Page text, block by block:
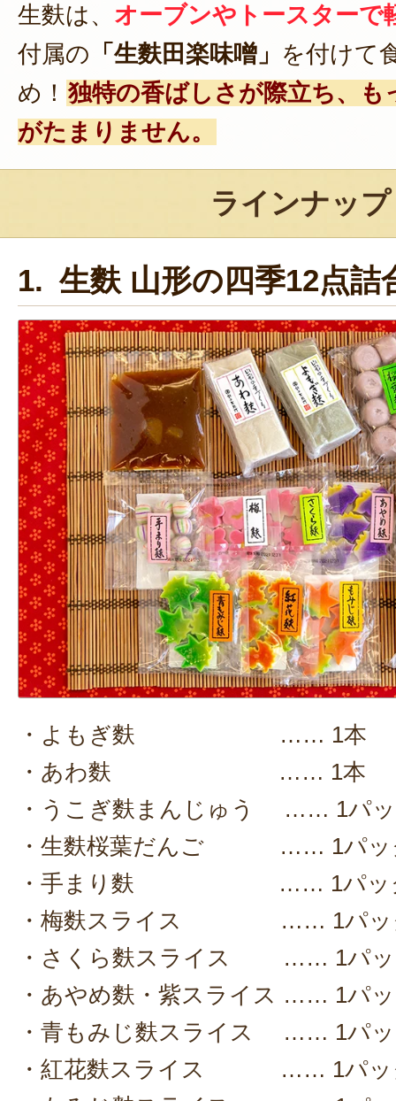
生麩は、 オーブンやトースターで
付属の 「生麩田楽味噌」 を付けて
め！ 独特の香ばしさが際立ち、も
がたまりません。
ラインナップ
1. 生麩 山形の四季12点詰
・よもぎ麩 …… 1本
・あわ麩 …… 1本
・うこぎ麩まんじゅう …… 1パ
・生麩桜葉だんご …… 1パッ
・手まり麩 …… 1パッ
・梅麩スライス …… 1パッ
・さくら麩スライス …… 1パ
・あやめ麩・紫スライス …… 1パ
・青もみじ麩スライス …… 1パ
・紅花麩スライス …… 1パッ